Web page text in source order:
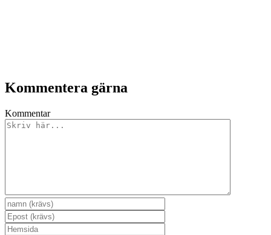
Kommentera gärna
Kommentar